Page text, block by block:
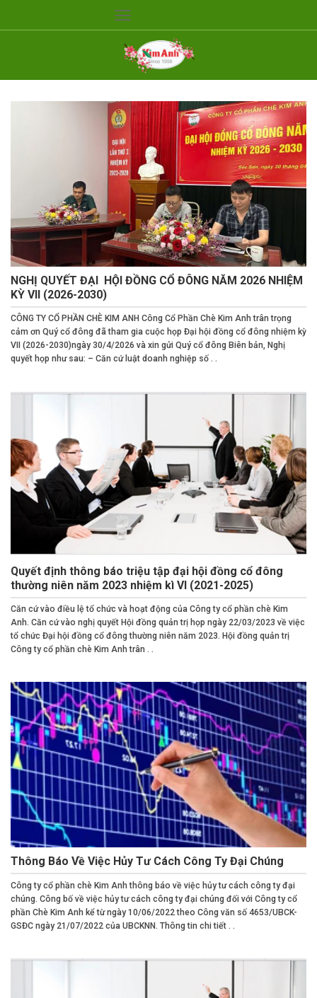
NGHỊ QUYẾT ĐẠI HỘI ĐỒNG CỔ ĐÔNG NĂM 2026 NHIỆM
KỲ VII (2026-2030)
CÔNG TY CỔ PHẦN CHÈ KIM ANH Công Cổ Phần Chè Kim Anh trân trọng
cảm ơn Quý cổ đông đã tham gia cuộc họp Đại hội đồng cổ đông nhiệm kỳ
VII (2026-2030)ngày 30/4/2026 và xin gửi Quý cổ đông Biên bản, Nghị
quyết họp như sau: – Căn cứ luật doanh nghiệp số . .
Quyết định thông báo triệu tập đại hội đồng cổ đông
thường niên năm 2023 nhiệm kì VI (2021-2025)
Căn cứ vào điều lệ tổ chức và hoạt động của Công ty cổ phần chè Kim
Anh. Căn cứ vào nghị quyết Hội đồng quản trị họp ngày 22/03/2023 về việc
tổ chức Đại hội đồng cổ đông thường niên năm 2023. Hội đồng quản trị
Công ty cổ phần chè Kim Anh trân . .
Thông Báo Về Việc Hủy Tư Cách Công Ty Đại Chúng
Công ty cổ phần chè Kim Anh thông báo về việc hủy tư cách công ty đại
chúng. Công bố về việc hủy tư cách công ty đại chúng đối với Công ty cổ
phần Chè Kim Anh kể từ ngày 10/06/2022 theo Công văn số 4653/UBCK-
GSĐC ngày 21/07/2022 của UBCKNN. Thông tin chi tiết . .